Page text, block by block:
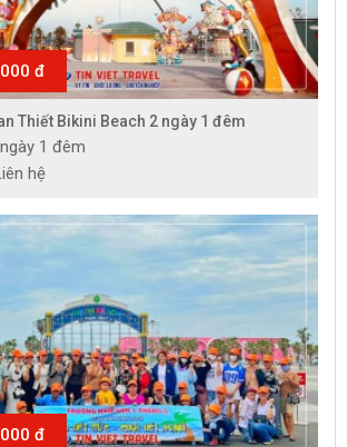
đ
Thiết Bikini Beach 2 ngày 1 đêm
1 đêm
hệ
đ